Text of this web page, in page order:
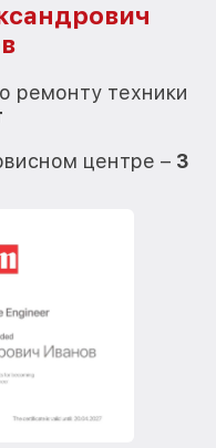
ремонту техники
центре – 3